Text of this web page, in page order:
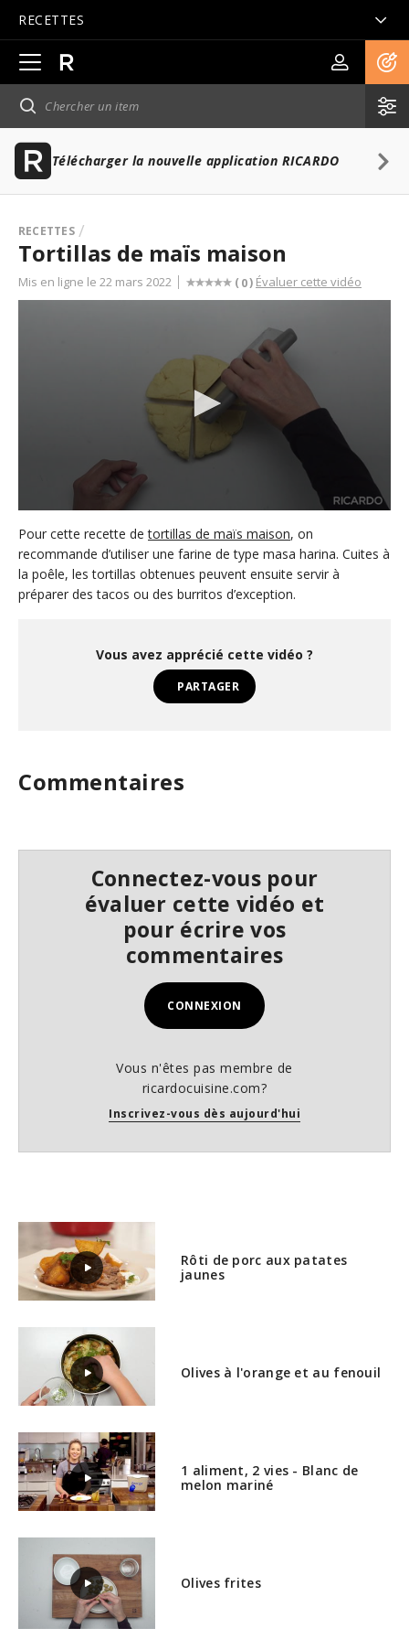
RECETTES
Ouvrir
la
navigation
principale
Télécharger la nouvelle application RICARDO
RECETTES
Tortillas de maïs maison
Mis en ligne le 22 mars 2022 ( 0) Évaluer cette vidéo
s
c
o
n
d
7
s
n
Pour cette recette detortillas de maïs maison, on
recommande d’utiliser une farine de type masa harina. Cuites à
la poêle, les tortillas obtenues peuvent ensuite servir à
préparer des tacos ou des burritos d’exception.
Vous avez apprécié cette vidéo ?
PARTAGER
Commentaires
Connectez-vous pour
évaluer cette vidéo et
pour écrire vos
commentaires
CONNEXION
Vous n'êtes pas membre de
ricardocuisine.com?
Inscrivez-vous dès aujourd'hui
Rôti de porc aux patates
jaunes
Olives à l'orange et au fenouil
1 aliment, 2 vies - Blanc de
melon mariné
Olives frites